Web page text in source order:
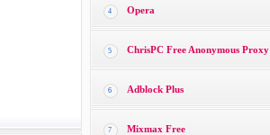
4 Opera
5 ChrisPC Free Anonymous Proxy
6 Adblock Plus
7 Mixmax Free